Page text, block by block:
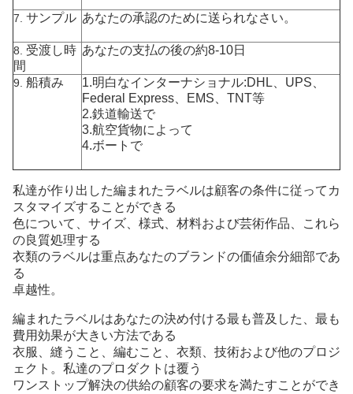
7. サンプル あなたの承認のために送られなさい。
8. 受渡し時
間
あなたの支払の後の約8-10日
9. 船積み
1.明白なインターナショナル:DHL、UPS、
Federal Express、EMS、TNT等
2.鉄道輸送で
3.航空貨物によって
4.ボートで
私達が作り出した編まれたラベルは顧客の条件に従ってカ
スタマイズすることができる
色について、サイズ、様式、材料および芸術作品、これら
の良質処理する
衣類のラベルは重点あなたのブランドの価値余分細部であ
る
卓越性。
編まれたラベルはあなたの決め付ける最も普及した、最も
費用効果が大きい方法である
衣服、縫うこと、編むこと、衣類、技術および他のプロジ
ェクト。私達のプロダクトは覆う
ワンストップ解決の供給の顧客の要求を満たすことができ